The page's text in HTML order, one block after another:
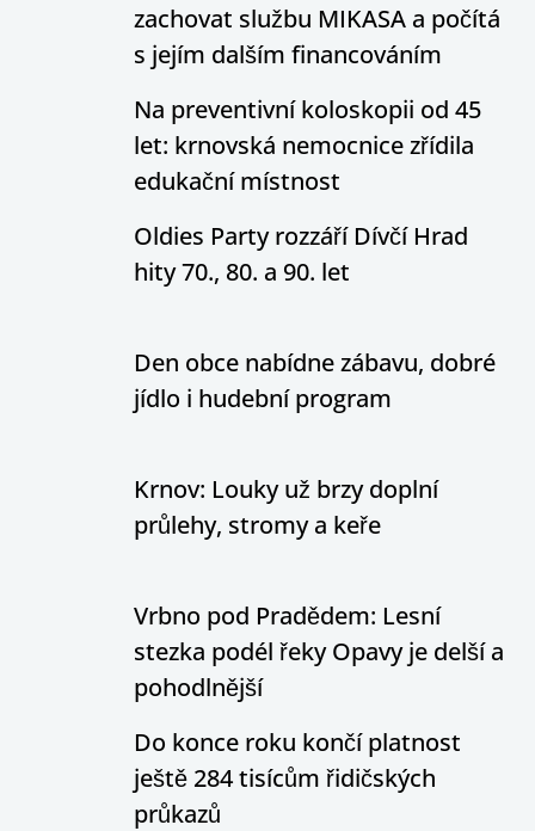
zachovat službu MIKASA a počítá
s jejím dalším financováním
Na preventivní koloskopii od 45
let: krnovská nemocnice zřídila
edukační místnost
Oldies Party rozzáří Dívčí Hrad
hity 70., 80. a 90. let
Den obce nabídne zábavu, dobré
jídlo i hudební program
Krnov: Louky už brzy doplní
průlehy, stromy a keře
Vrbno pod Pradědem: Lesní
stezka podél řeky Opavy je delší a
pohodlnější
Do konce roku končí platnost
ještě 284 tisícům řidičských
průkazů